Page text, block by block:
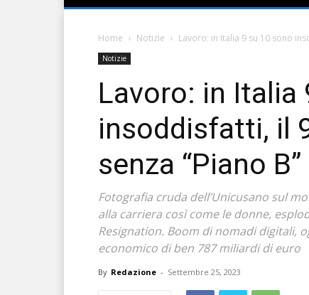
Home Notizie Lavoro: in Italia 9 su 10 sono
Notizie
Lavoro: in Italia
insoddisfatti, il
senza “Piano B”
Fotografia cruda dell’Unicusano sul
alla carriera così come le donne,
Resignation. Boom di nomadi digitali,
economico di ben 787 miliardi di euro
By Redazione - Settembre 25, 2023